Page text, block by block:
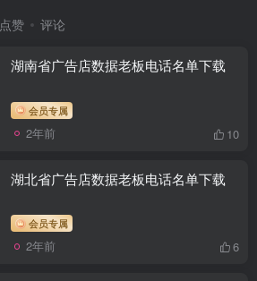
点赞 评论
湖南省广告店数据老板电话名单下载
会员专属
2年前 10
湖北省广告店数据老板电话名单下载
会员专属
2年前 6